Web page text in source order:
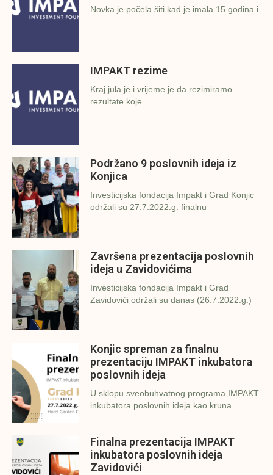
Novka je počela šiti kad je imala 15 godina i
IMPAKT rezime
Kraj jula je i vrijeme je da rezimiramo
rezultate koje
Podržano 9 poslovnih ideja iz
Konjica
Investicijska fondacija Impakt i Grad Konjic
održali su 27.7.2022.g. finalnu
Završena prezentacija poslovnih
ideja u Zavidovićima
Investicijska fondacija Impakt i Grad
Zavidovići održali su danas (26.7.2022.g.)
Konjic spreman za finalnu
prezentaciju IMPAKT inkubatora
poslovnih ideja
U sklopu sveobuhvatnog programa IMPAKT
inkubatora poslovnih ideja kao kruna
Finalna prezentacija IMPAKT
inkubatora poslovnih ideja
Zavidovići